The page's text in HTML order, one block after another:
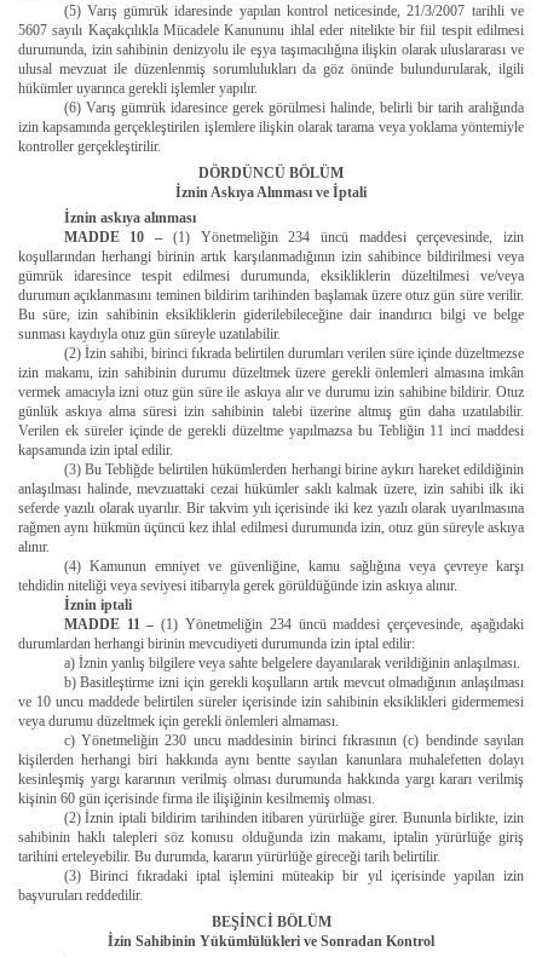
(5) Varış gümrük idaresinde yapılan kontrol neticesinde, 21/3/2007 tarihli ve
5607 sayılı Kaçakçılıkla Mücadele Kanununu ihlal eder nitelikte bir fiil tespit edilmesi
durumunda, izin sahibinin denizyolu ile eşya taşımacılığına ilişkin olarak uluslararası ve
ulusal mevzuat ile düzenlenmiş sorumlulukları da göz önünde bulundurularak, ilgili
hükümler uyarınca gerekli işlemler yapılır.
(6) Varış gümrük idaresince gerek görülmesi halinde, belirli bir tarih aralığında
izin kapsamında gerçekleştirilen işlemlere ilişkin olarak tarama veya yoklama yöntemiyle
kontroller gerçekleştirilir.
DÖRDÜNCÜ BÖLÜM
İznin Askıya Alınması ve İptali
İznin askıya alınması
MADDE 10 – (1) Yönetmeliğin 234 üncü maddesi çerçevesinde, izin
koşullarından herhangi birinin artık karşılanmadığının izin sahibince bildirilmesi veya
gümrük idaresince tespit edilmesi durumunda, eksikliklerin düzeltilmesi ve/veya
durumun açıklanmasını teminen bildirim tarihinden başlamak üzere otuz gün süre verilir.
Bu süre, izin sahibinin eksikliklerin giderilebileceğine dair inandırıcı bilgi ve belge
sunması kaydıyla otuz gün süreyle uzatılabilir.
(2) İzin sahibi, birinci fıkrada belirtilen durumları verilen süre içinde düzeltmezse
izin makamı, izin sahibinin durumu düzeltmek üzere gerekli önlemleri almasına imkân
vermek amacıyla izni otuz gün süre ile askıya alır ve durumu izin sahibine bildirir. Otuz
günlük askıya alma süresi izin sahibinin talebi üzerine altmış gün daha uzatılabilir.
Verilen ek süreler içinde de gerekli düzeltme yapılmazsa bu Tebliğin 11 inci maddesi
kapsamında izin iptal edilir.
(3) Bu Tebliğde belirtilen hükümlerden herhangi birine aykırı hareket edildiğinin
anlaşılması halinde, mevzuattaki cezai hükümler saklı kalmak üzere, izin sahibi ilk iki
seferde yazılı olarak uyarılır. Bir takvim yılı içerisinde iki kez yazılı olarak uyarılmasına
rağmen aynı hükmün üçüncü kez ihlal edilmesi durumunda izin, otuz gün süreyle askıya
alınır.
(4) Kamunun emniyet ve güvenliğine, kamu sağlığına veya çevreye karşı
tehdidin niteliği veya seviyesi itibarıyla gerek görüldüğünde izin askıya alınır.
İznin iptali
MADDE 11 – (1) Yönetmeliğin 234 üncü maddesi çerçevesinde, aşağıdaki
durumlardan herhangi birinin mevcudiyeti durumunda izin iptal edilir:
a) İznin yanlış bilgilere veya sahte belgelere dayanılarak verildiğinin anlaşılması.
b) Basitleştirme izni için gerekli koşulların artık mevcut olmadığının anlaşılması
ve 10 uncu maddede belirtilen süreler içerisinde izin sahibinin eksiklikleri gidermemesi
veya durumu düzeltmek için gerekli önlemleri almaması.
c) Yönetmeliğin 230 uncu maddesinin birinci fıkrasının (c) bendinde sayılan
kişilerden herhangi biri hakkında aynı bentte sayılan kanunlara muhalefetten dolayı
kesinleşmiş yargı kararının verilmiş olması durumunda hakkında yargı kararı verilmiş
kişinin 60 gün içerisinde firma ile ilişiğinin kesilmemiş olması.
(2) İznin iptali bildirim tarihinden itibaren yürürlüğe girer. Bununla birlikte, izin
sahibinin haklı talepleri söz konusu olduğunda izin makamı, iptalin yürürlüğe giriş
tarihini erteleyebilir. Bu durumda, kararın yürürlüğe gireceği tarih belirtilir.
(3) Birinci fıkradaki iptal işlemini müteakip bir yıl içerisinde yapılan izin
başvuruları reddedilir.
BEŞİNCİ BÖLÜM
İzin Sahibinin Yükümlülükleri ve Sonradan Kontrol